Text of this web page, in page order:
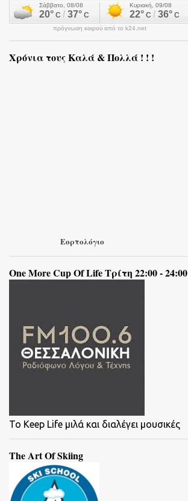
πρόγνωση καιρού από το k24.net
Χρόνια τους Καλά & Πολλά ! ! !
Εορτολόγιο
One More Cup Of Life Τρίτη 22:00 - 24:00
To Keep Life μιλά και διαλέγει μουσικές
The Art Of Skiing